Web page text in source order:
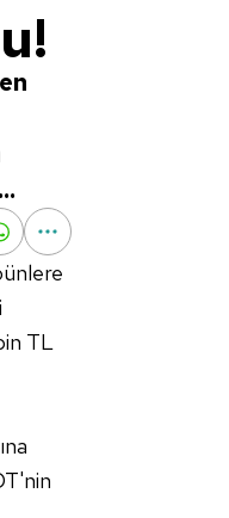
TL